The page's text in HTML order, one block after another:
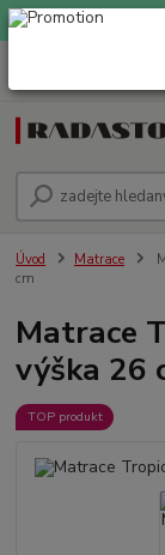
EXPRESNÍ
Úvod Matrace
cm
Matrace
výška 26
TOP produkt